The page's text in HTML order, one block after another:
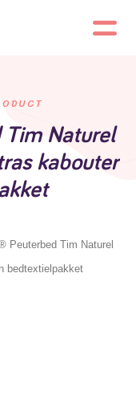
Tim Naturel
kabouter
Peuterbed Tim Naturel
bedtextielpakket